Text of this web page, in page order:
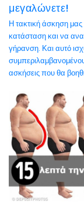
μεγαλώνετε!
Η τακτική άσκηση
κατάσταση και να
γήρανση. Και αυτό
ασκήσεις που θα